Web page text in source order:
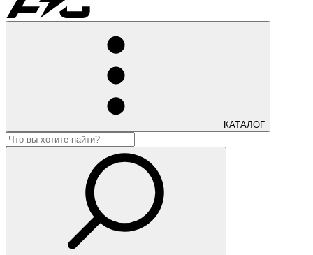
КАТАЛОГ